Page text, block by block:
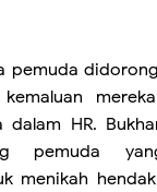
pemuda
dalam HR.
pemuda
menikah